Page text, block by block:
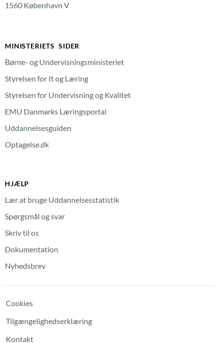
1560 København V
MINISTERIETS SIDER
Børne- og Undervisningsministeriet
Styrelsen for It og Læring
Styrelsen for Undervisning og Kvalitet
EMU Danmarks Læringsportal
Uddannelsesguiden
Optagelse.dk
HJÆLP
Lær at bruge Uddannelsesstatistik
Spørgsmål og svar
Skriv til os
Dokumentation
Nyhedsbrev
Cookies
Tilgængelighedserklæring
Kontakt